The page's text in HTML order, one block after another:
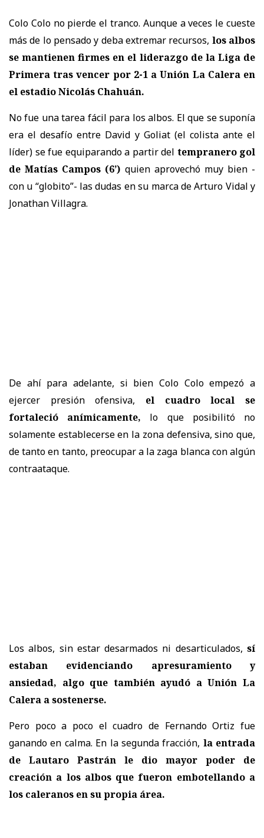
Colo Colo no pierde el tranco. Aunque a veces le cueste
más de lo pensado y deba extremar recursos, los albos
se mantienen firmes en el liderazgo de la Liga de
Primera tras vencer por 2-1 a Unión La Calera en
el estadio Nicolás Chahuán.
No fue una tarea fácil para los albos. El que se suponía
era el desafío entre David y Goliat (el colista ante el
líder) se fue equiparando a partir del tempranero gol
de Matías Campos (6’) quien aprovechó muy bien -
con u “globito”- las dudas en su marca de Arturo Vidal y
Jonathan Villagra.
De ahí para adelante, si bien Colo Colo empezó a
ejercer presión ofensiva, el cuadro local se
fortaleció anímicamente, lo que posibilitó no
solamente establecerse en la zona defensiva, sino que,
de tanto en tanto, preocupar a la zaga blanca con algún
contraataque.
Los albos, sin estar desarmados ni desarticulados, sí
estaban evidenciando apresuramiento y
ansiedad, algo que también ayudó a Unión La
Calera a sostenerse.
Pero poco a poco el cuadro de Fernando Ortiz fue
ganando en calma. En la segunda fracción, la entrada
de Lautaro Pastrán le dio mayor poder de
creación a los albos que fueron embotellando a
los caleranos en su propia área.